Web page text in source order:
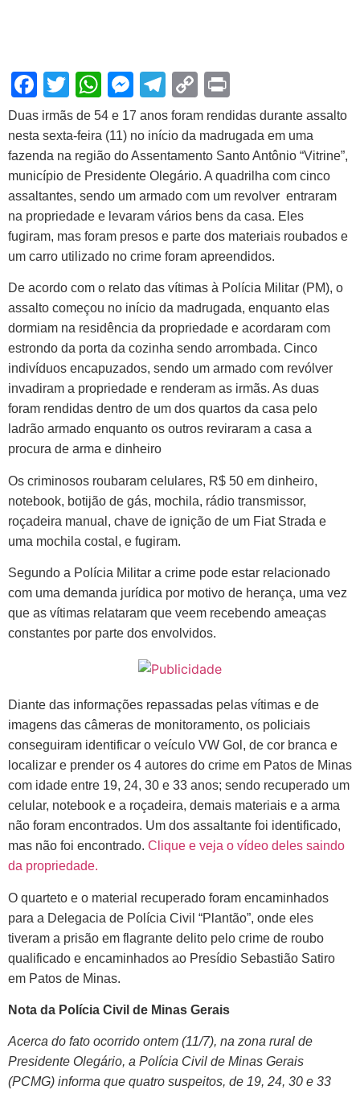
Facebook
Twitter
WhatsApp
Messenger
Telegram
Copy
Link
Duas irmãs de 54 e 17 anos foram rendidas durante assalto
nesta sexta-feira (11) no início da madrugada em uma
fazenda na região do Assentamento Santo Antônio “Vitrine”,
município de Presidente Olegário. A quadrilha com cinco
assaltantes, sendo um armado com um revolver entraram
na propriedade e levaram vários bens da casa. Eles
fugiram, mas foram presos e parte dos materiais roubados e
um carro utilizado no crime foram apreendidos.
De acordo com o relato das vítimas à Polícia Militar (PM), o
assalto começou no início da madrugada, enquanto elas
dormiam na residência da propriedade e acordaram com
estrondo da porta da cozinha sendo arrombada. Cinco
indivíduos encapuzados, sendo um armado com revólver
invadiram a propriedade e renderam as irmãs. As duas
foram rendidas dentro de um dos quartos da casa pelo
ladrão armado enquanto os outros reviraram a casa a
procura de arma e dinheiro
Os criminosos roubaram celulares, R$ 50 em dinheiro,
notebook, botijão de gás, mochila, rádio transmissor,
roçadeira manual, chave de ignição de um Fiat Strada e
uma mochila costal, e fugiram.
Segundo a Polícia Militar a crime pode estar relacionado
com uma demanda jurídica por motivo de herança, uma vez
que as vítimas relataram que veem recebendo ameaças
constantes por parte dos envolvidos.
Diante das informações repassadas pelas vítimas e de
imagens das câmeras de monitoramento, os policiais
conseguiram identificar o veículo VW Gol, de cor branca e
localizar e prender os 4 autores do crime em Patos de Minas
com idade entre 19, 24, 30 e 33 anos; sendo recuperado um
celular, notebook e a roçadeira, demais materiais e a arma
não foram encontrados. Um dos assaltante foi identificado,
mas não foi encontrado. Clique e veja o vídeo deles saindo
da propriedade.
O quarteto e o material recuperado foram encaminhados
para a Delegacia de Polícia Civil “Plantão”, onde eles
tiveram a prisão em flagrante delito pelo crime de roubo
qualificado e encaminhados ao Presídio Sebastião Satiro
em Patos de Minas.
Nota da Polícia Civil de Minas Gerais
Acerca do fato ocorrido ontem (11/7), na zona rural de
Presidente Olegário, a Polícia Civil de Minas Gerais
(PCMG) informa que quatro suspeitos, de 19, 24, 30 e 33